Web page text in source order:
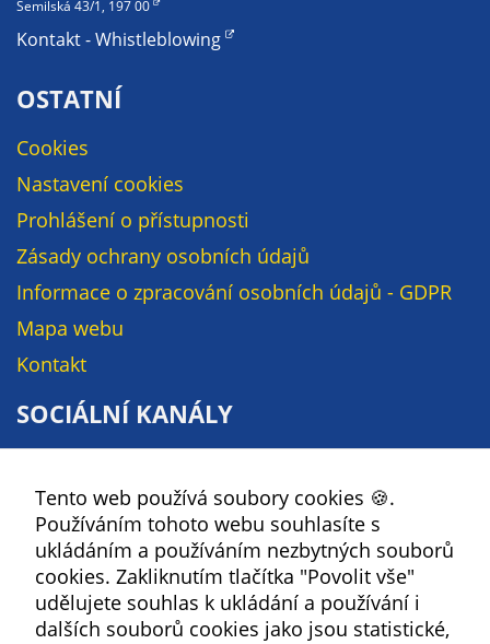
Semilská 43/1, 197 00
Kontakt - Whistleblowing
OSTATNÍ
Cookies
Nastavení cookies
Prohlášení o přístupnosti
Zásady ochrany osobních údajů
Informace o zpracování osobních údajů - GDPR
Mapa webu
Kontakt
SOCIÁLNÍ KANÁLY
YouTube
Instagram
RSS
Kbely
Tento web používá soubory cookies 🍪.
Používáním tohoto webu souhlasíte s
ukládáním a používáním nezbytných souborů
cookies. Zakliknutím tlačítka "Povolit vše"
udělujete souhlas k ukládání a používání i
dalších souborů cookies jako jsou statistické,
a reklam
přizpůsobených